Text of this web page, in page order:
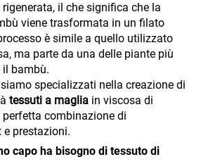
il che significa che la
viene trasformata in un filato
è simile a quello utilizzato
ma parte da una delle piante più
bambù.
specializzati nella creazione di
tessuti a maglia in viscosa di
combinazione di
prestazioni.
capo ha bisogno di tessuto di